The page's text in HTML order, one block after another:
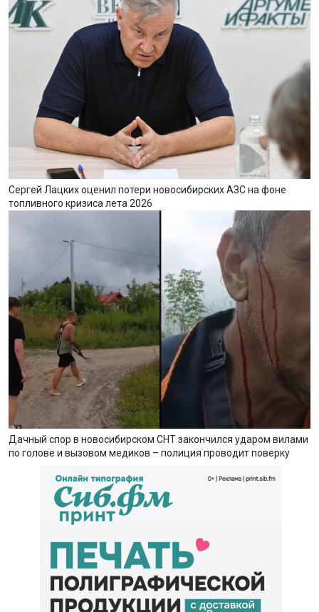
Сергей Лацких оценил потери новосибирских АЗС на фоне
топливного кризиса лета 2026
Дачный спор в новосибирском СНТ закончился ударом вилами
по голове и вызовом медиков – полиция проводит поверку